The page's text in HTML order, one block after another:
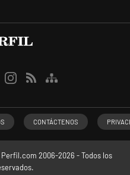
CONTÁCTENOS
2006-2026 - Todos los